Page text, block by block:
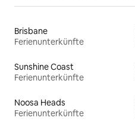
Brisbane
Ferienunterkünfte
Sunshine Coast
Ferienunterkünfte
Noosa Heads
Ferienunterkünfte